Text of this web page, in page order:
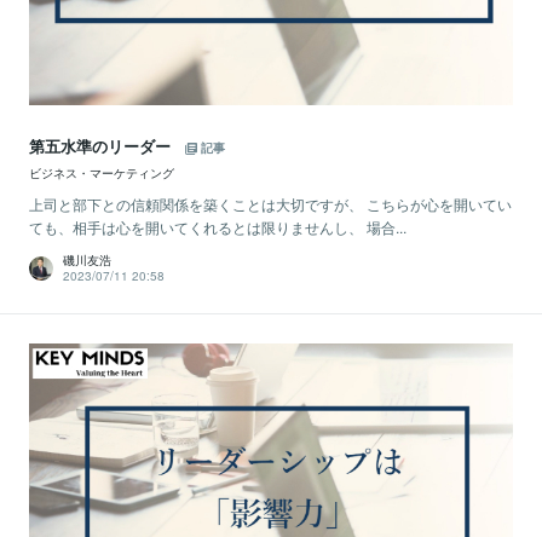
第五水準のリーダー
記事
ビジネス・マーケティング
上司と部下との信頼関係を築くことは大切ですが、 こちらが心を開いてい
ても、相手は心を開いてくれるとは限りませんし、 場合...
磯川友浩
2023/07/11 20:58